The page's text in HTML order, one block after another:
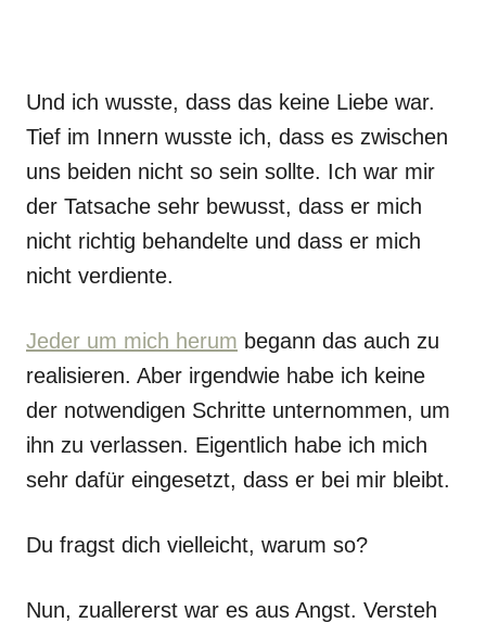
Und ich wusste, dass das keine Liebe war.
Tief im Innern wusste ich, dass es zwischen
uns beiden nicht so sein sollte. Ich war mir
der Tatsache sehr bewusst, dass er mich
nicht richtig behandelte und dass er mich
nicht verdiente.
Jeder um mich herum begann das auch zu
realisieren. Aber irgendwie habe ich keine
der notwendigen Schritte unternommen, um
ihn zu verlassen. Eigentlich habe ich mich
sehr dafür eingesetzt, dass er bei mir bleibt.
Du fragst dich vielleicht, warum so?
Nun, zuallererst war es aus Angst. Versteh